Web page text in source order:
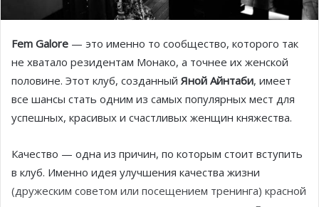
Fem Galore — это именно то сообщество, которого так
не хватало резидентам Монако, а точнее их женской
половине. Этот клуб, созданный Яной Айнтаби, имеет
все шансы стать одним из самых популярных мест для
успешных, красивых и счастливых женщин княжества.
Качество — одна из причин, по которым стоит вступить
в клуб. Именно идея улучшения качества жизни
(дружеским советом или посещением тренинга) красной